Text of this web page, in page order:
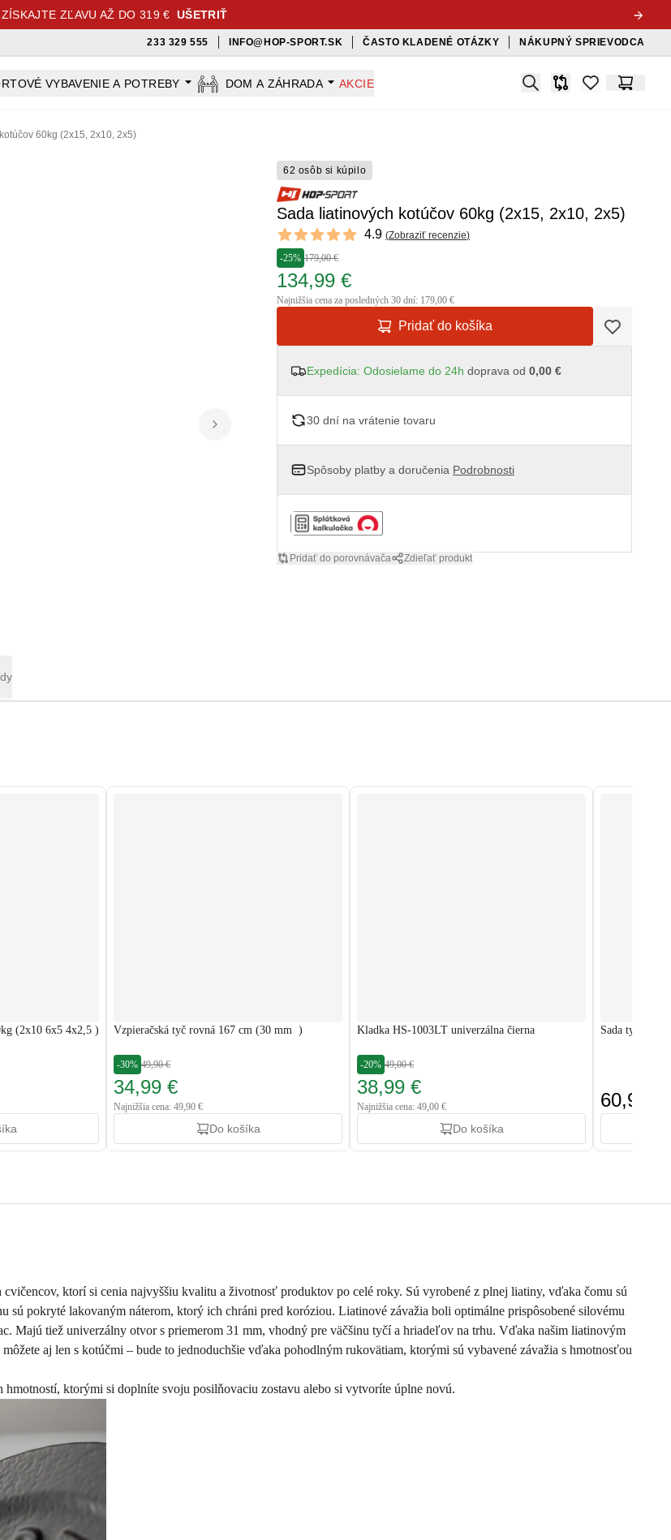
ZÍSKAJTE ZĽAVU AŽ DO 319 € UŠETRIŤ
233 329 555 INFO@HOP-SPORT.SK ČASTO KLADENÉ OTÁZKY NÁKUPNÝ SPRIEVODCA
VYBAVENIE A POTREBY DOM A ZÁHRADA AKCIE Search
Porovnávač
items inKošík
60kg (2x15, 2x10, 2x5)
62 osôb si kúpilo
Sada liatinových kotúčov 60kg (2x15, 2x10, 2x5)
Reviews
4.9 out of 5 stars 4.9 (Zobraziť recenzie)
-25% 179,00 €
134,99 €
Najnižšia cena za posledných 30 dní: 179,00 €
Pridať do košíka
Expedícia: Odosielame do 24h doprava od 0,00 €
30 dní na vrátenie tovaru
Spôsoby platby a doručenia Podrobnosti
Pridať do porovnávača Zdieľať produkt
(2x10 6x5 4x2,5 ) Vzpieračská tyč rovná 167 cm (30 mm )
-30% 49,90 €
34,99 €
Najnižšia cena: 49,90 €
Do košíka
Kladka HS-1003LT univerzálna čierna
-20% 49,00 €
38,99 €
Najnižšia cena: 49,00 €
Do košíka
Sada tyčí
60,90 €
ktorí si cenia najvyššiu kvalitu a životnosť produktov po celé roky. Sú vyrobené z plnej liatiny, vďaka čomu sú
sú pokryté lakovaným náterom, ktorý ich chráni pred koróziou. Liatinové závažia boli optimálne prispôsobené silovému
Majú tiež univerzálny otvor s priemerom 31 mm, vhodný pre väčšinu tyčí a hriadeľov na trhu. Vďaka našim liatinovým
aj len s kotúčmi – bude to jednoduchšie vďaka pohodlným rukovätiam, ktorými sú vybavené závažia s hmotnosťou
hmotností, ktorými si doplníte svoju posilňovaciu zostavu alebo si vytvoríte úplne novú.